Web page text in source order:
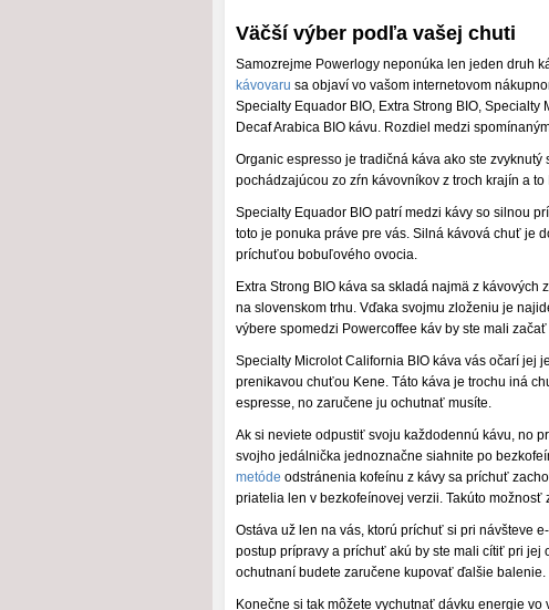
Väčší výber podľa vašej chuti
Samozrejme Powerlogy neponúka len jeden druh
kávovaru sa objaví vo vašom internetovom
Specialty Equador BIO, Extra Strong BIO,
Decaf Arabica BIO kávu. Rozdiel medzi
Organic espresso je tradičná káva ako ste
pochádzajúcou zo zŕn kávovníkov z troch krajín a
Specialty Equador BIO patrí medzi kávy so silnou
toto je ponuka práve pre vás. Silná kávová chuť je
príchuťou bobuľového ovocia.
Extra Strong BIO káva sa skladá najmä z
na slovenskom trhu. Vďaka svojmu zloženiu je
výbere spomedzi Powercoffee káv by ste mali
Specialty Microlot California BIO káva vás očarí jej
prenikavou chuťou Kene. Táto káva je trochu iná
espresse, no zaručene ju ochutnať musíte.
Ak si neviete odpustiť svoju každodennú kávu, no
svojho jedálnička jednoznačne siahnite po
metóde odstránenia kofeínu z kávy sa príchuť
priatelia len v bezkofeínovej verzii. Takúto možnosť
Ostáva už len na vás, ktorú príchuť si pri návšteve
postup prípravy a príchuť akú by ste mali cítiť pri jej
ochutnaní budete zaručene kupovať ďalšie balenie.
Konečne si tak môžete vychutnať dávku energie